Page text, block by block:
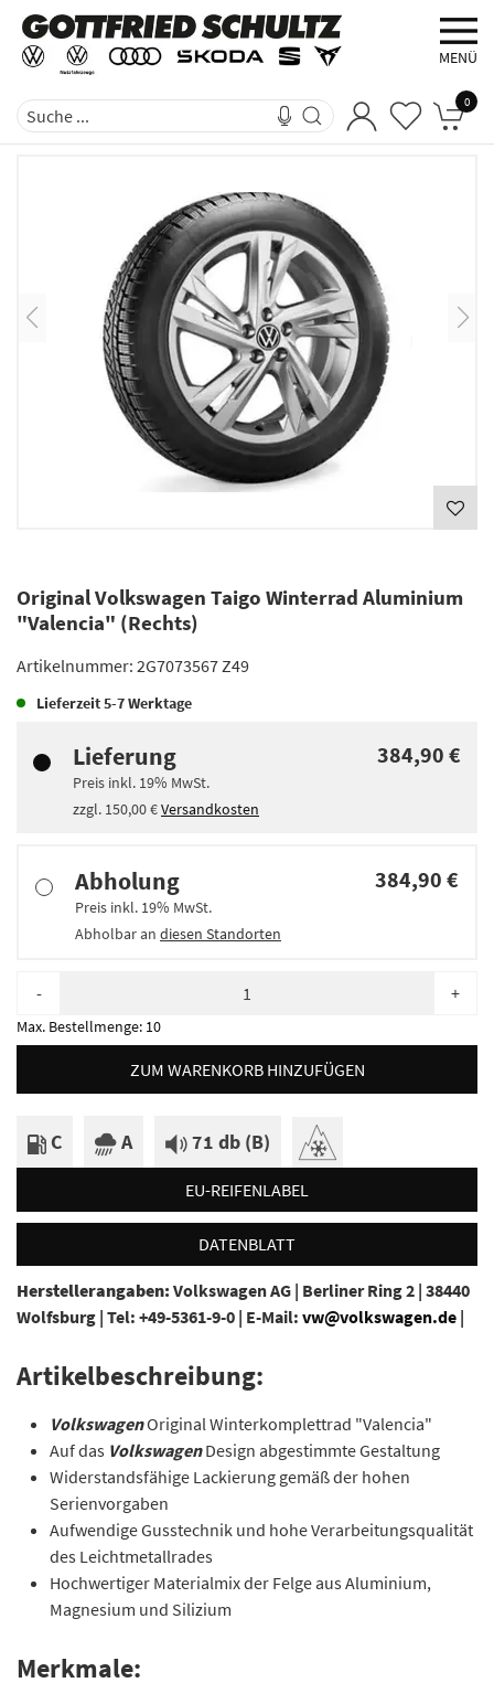
MENÜ
0
Original Volkswagen Taigo Winterrad Aluminium
"Valencia" (Rechts)
Artikelnummer: 2G7073567 Z49
Lieferzeit5-7 Werktage
Lieferung
Preis inkl. 19% MwSt.
zzgl. 150,00 €Versandkosten
384,90 €
Abholung
Preis inkl. 19% MwSt.
Abholbar an diesen Standorten
384,90 €
- +
Max. Bestellmenge: 10
ZUM WARENKORB HINZUFÜGEN
C A 71 db (B)
EU-REIFENLABEL
DATENBLATT
Herstellerangaben: Volkswagen AG | Berliner Ring 2 | 38440
Wolfsburg | Tel: +49-5361-9-0 | E-Mail: vw@volkswagen.de |
Artikelbeschreibung:
VolkswagenOriginal Winterkomplettrad "Valencia"
Auf das VolkswagenDesign abgestimmte Gestaltung
Widerstandsfähige Lackierung gemäß der hohen
Serienvorgaben
Aufwendige Gusstechnik und hohe Verarbeitungsqualität
des Leichtmetallrades
Hochwertiger Materialmix der Felge aus Aluminium,
Magnesium und Silizium
Merkmale: